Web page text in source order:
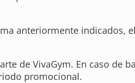
anteriormente indicados,
de VivaGym. En caso de
promocional.